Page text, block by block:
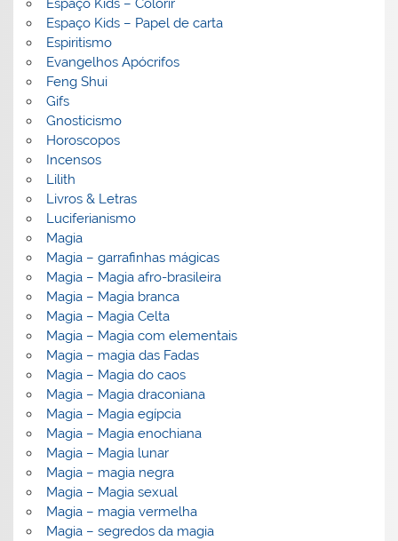
Espaço Kids – Papel de carta
Espiritismo
Evangelhos Apócrifos
Feng Shui
Gifs
Gnosticismo
Horoscopos
Incensos
Lilith
Livros & Letras
Luciferianismo
Magia
Magia – garrafinhas mágicas
Magia – Magia afro-brasileira
Magia – Magia branca
Magia – Magia Celta
Magia – Magia com elementais
Magia – magia das Fadas
Magia – Magia do caos
Magia – Magia draconiana
Magia – Magia egípcia
Magia – Magia enochiana
Magia – Magia lunar
Magia – magia negra
Magia – Magia sexual
Magia – magia vermelha
Magia – segredos da magia